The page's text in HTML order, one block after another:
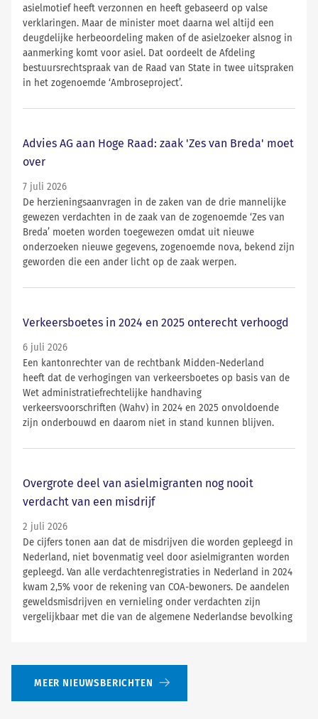
asielmotief heeft verzonnen en heeft gebaseerd op valse
verklaringen. Maar de minister moet daarna wel altijd een
deugdelijke herbeoordeling maken of de asielzoeker alsnog in
aanmerking komt voor asiel. Dat oordeelt de Afdeling
bestuursrechtspraak van de Raad van State in twee uitspraken
in het zogenoemde ‘Ambroseproject’.
Advies AG aan Hoge Raad: zaak 'Zes van Breda' moet
over
7 juli 2026
De herzieningsaanvragen in de zaken van de drie mannelijke
gewezen verdachten in de zaak van de zogenoemde ‘Zes van
Breda’ moeten worden toegewezen omdat uit nieuwe
onderzoeken nieuwe gegevens, zogenoemde nova, bekend zijn
geworden die een ander licht op de zaak werpen.
Verkeersboetes in 2024 en 2025 onterecht verhoogd
6 juli 2026
Een kantonrechter van de rechtbank Midden-Nederland
heeft dat de verhogingen van verkeersboetes op basis van de
Wet administratiefrechtelijke handhaving
verkeersvoorschriften (Wahv) in 2024 en 2025 onvoldoende
zijn onderbouwd en daarom niet in stand kunnen blijven.
Overgrote deel van asielmigranten nog nooit
verdacht van een misdrijf
2 juli 2026
De cijfers tonen aan dat de misdrijven die worden gepleegd in
Nederland, niet bovenmatig veel door asielmigranten worden
gepleegd. Van alle verdachtenregistraties in Nederland in 2024
kwam 2,5% voor de rekening van COA-bewoners. De aandelen
geweldsmisdrijven en vernieling onder verdachten zijn
vergelijkbaar met die van de algemene Nederlandse bevolking
MEER NIEUWSBERICHTEN